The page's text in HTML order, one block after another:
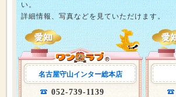
い。
詳細情報、写真などを見ていただけます。
名古屋守山インター総本店
052-739-1139